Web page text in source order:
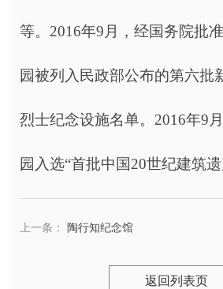
等。2016年9月，经国务院批
园被列入民政部公布的第六批
烈士纪念设施名单。2016年9
园入选“首批中国20世纪建筑遗
上一条： 陶行知纪念馆
返回列表页